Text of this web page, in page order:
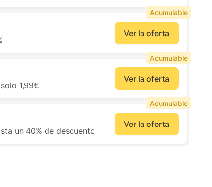
Ver la oferta
Acumulable
1,99€
Ver la oferta
Acumulable
un 40% de descuento
Ver la oferta
Acumulable